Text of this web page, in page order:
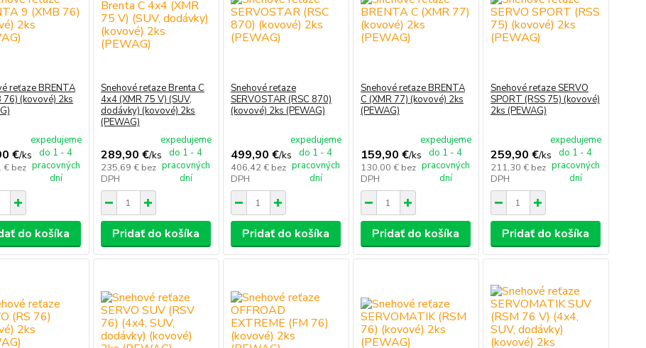
reťaze BRENTA
76) (kovové) 2ks
€/ks
€ bez
expedujeme
do 1 - 4
pracovných
dní
do košíka
Snehové reťaze Brenta C
4x4 (XMR 75 V) (SUV,
dodávky) (kovové) 2ks
(PEWAG)
289,90 €/ks
235,69 € bez
DPH
expedujeme
do 1 - 4
pracovných
dní
Pridať do košíka
Snehové reťaze
SERVOSTAR (RSC 870)
(kovové) 2ks (PEWAG)
499,90 €/ks
406,42 € bez
DPH
expedujeme
do 1 - 4
pracovných
dní
Pridať do košíka
Snehové reťaze BRENTA
C (XMR 77) (kovové) 2ks
(PEWAG)
159,90 €/ks
130,00 € bez
DPH
expedujeme
do 1 - 4
pracovných
dní
Pridať do košíka
Snehové reťaze SERVO
SPORT (RSS 75) (kovové)
2ks (PEWAG)
259,90 €/ks
211,30 € bez
DPH
expedujeme
do 1 - 4
pracovných
dní
Pridať do košíka